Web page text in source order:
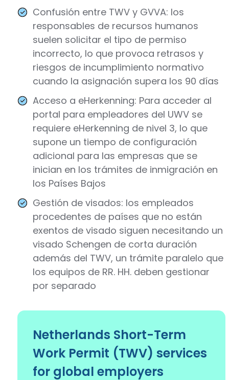
Confusión entre TWV y GVVA: los
responsables de recursos humanos
suelen solicitar el tipo de permiso
incorrecto, lo que provoca retrasos y
riesgos de incumplimiento normativo
cuando la asignación supera los 90 días
Acceso a eHerkenning: Para acceder al
portal para empleadores del UWV se
requiere eHerkenning de nivel 3, lo que
supone un tiempo de configuración
adicional para las empresas que se
inician en los trámites de inmigración en
los Países Bajos
Gestión de visados: los empleados
procedentes de países que no están
exentos de visado siguen necesitando un
visado Schengen de corta duración
además del TWV, un trámite paralelo que
los equipos de RR. HH. deben gestionar
por separado
Netherlands Short-Term
Work Permit (TWV) services
for global employers